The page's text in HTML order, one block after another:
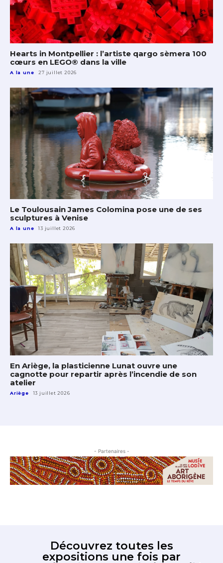
Hearts in Montpellier : l’artiste qargo sèmera 100
cœurs en LEGO® dans la ville
A la une 27 juillet 2026
Le Toulousain James Colomina pose une de ses
sculptures à Venise
A la une 13 juillet 2026
En Ariège, la plasticienne Lunat ouvre une
cagnotte pour repartir après l’incendie de son
atelier
Ariège 13 juillet 2026
- Partenaires -
Découvrez toutes les
expositions une fois par